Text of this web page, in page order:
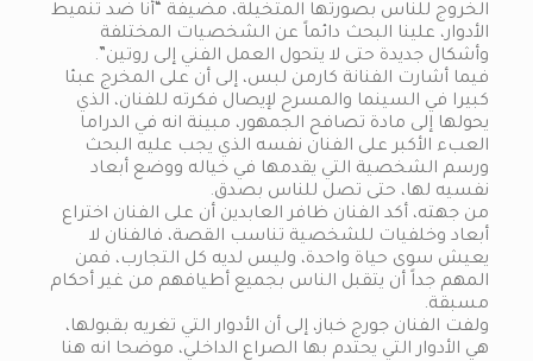
الخروج للناس بصورتها المتخيلة، مضيفة “أنا ضد تنميط
الأدوار، علينا البحث دائماً عن الشخصيات المختلفة
وأشكال جديدة حتى لا يتحول العمل الفني إلى روتين”.
فيما أشارت الفنانة كارمن لبس، إلى أن على المخرج عبئا
كبيرا في السينما والمسرح لإيصال فكرته للفنان، الذي
يحولها إلى مادة تصافح الجمهور، مبينة انه في الدراما
العبء الأكبر على الفنان نفسه الذي يجب عليه البحث
ورسم الشخصية التي يقدمها في خياله ووضع أبعاد
نفسيه لها، حتى تصل للناس بصدق.
من جهته، أكد الفنان ظافر العابدين أن على الفنان اختراع
أبعاد وخلفيات للشخصية تناسب القصة، فالفنان لا
يعيش سوى حياة واحدة، وليس لديه كل التجارب، فمن
المهم جداً أن يتقبل الناس بجميع أطيافهم من غير أحكام
مسبقة.
ولفت الفنان جورج خباز، إلى أن الأدوار التي تغريه بقبولها،
هي الأدوار التي يحتدم بها الصراع الداخلي، موضحا انه هنا